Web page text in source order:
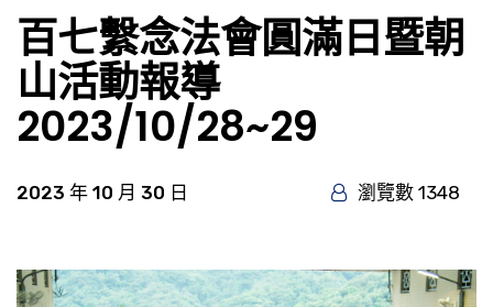
百七繫念法會圓滿日暨朝
山活動報導
2023/10/28~29
2023 年 10 月 30 日 瀏覽數 1348